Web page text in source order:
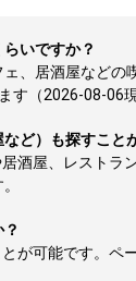
いですか？
、居酒屋など
す（2026-08-06現
ど）も探すこと
酒屋、レスト
が可能です。